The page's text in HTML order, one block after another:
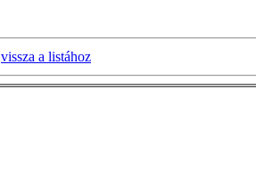
vissza a listához